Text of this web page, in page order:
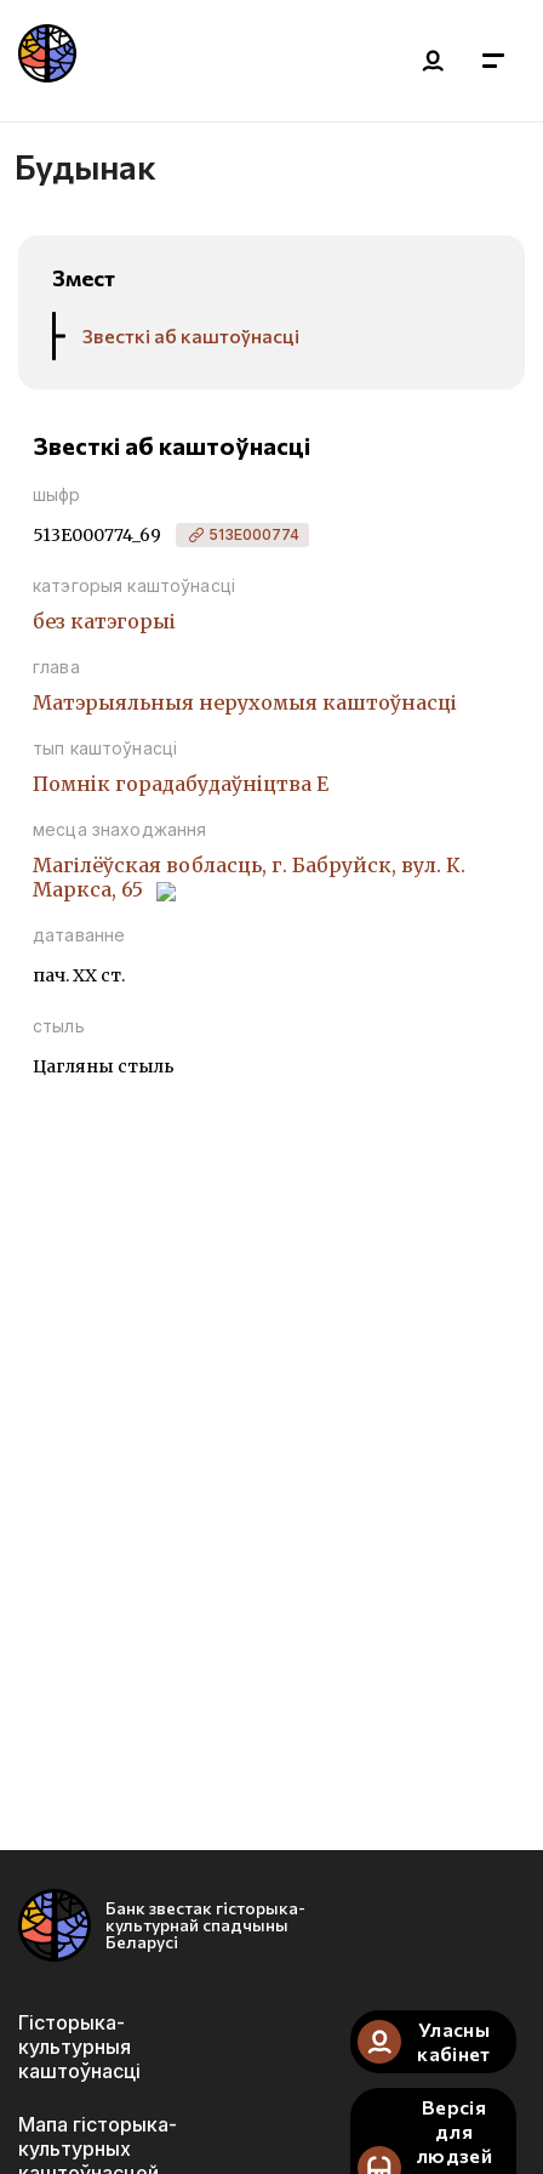
Будынак
Змест
Звесткі аб каштоўнасці
Звесткі аб каштоўнасці
шыфр
513Е000774_69 513Е000774
катэгорыя каштоўнасці
без катэгорыі
глава
Матэрыяльныя нерухомыя каштоўнасці
тып каштоўнасці
Помнiк горадабудаўнiцтва Е
месца знаходжання
Магілёўская вобласць, г. Бабруйск, вул. К.
Маркса, 65
датаванне
пач. ХХ ст.
стыль
Цагляны стыль
Банк звестак гісторыка-
культурнай спадчыны
Беларусі
Гісторыка-
культурныя
каштоўнасці
Мапа гісторыка-
культурных
Уласны
кабінет
Версія
для
людзей